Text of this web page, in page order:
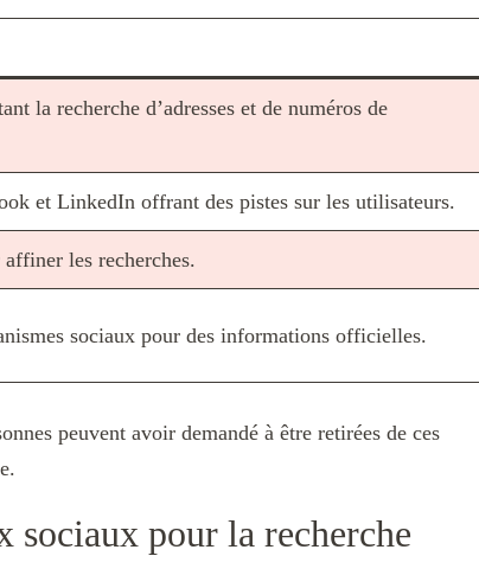
la recherche d’adresses et de numéros de
et LinkedIn offrant des pistes sur les utilisateurs.
les recherches.
sociaux pour des informations officielles.
peuvent avoir demandé à être retirées de ces
sociaux pour la recherche